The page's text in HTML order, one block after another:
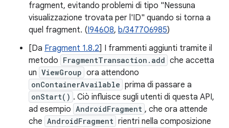
fragment, evitando problemi di tipo "Nessuna
visualizzazione trovata per l'ID" quando si torna a
quel fragment. (I94608, b/347706985)
[Da Fragment 1.8.2] I frammenti aggiunti tramite il
metodo FragmentTransaction.add che accetta
un ViewGroup ora attendono
onContainerAvailable prima di passare a
onStart() . Ciò influisce sugli utenti di questa API,
ad esempio AndroidFragment , che ora attende
che AndroidFragment rientri nella composizione